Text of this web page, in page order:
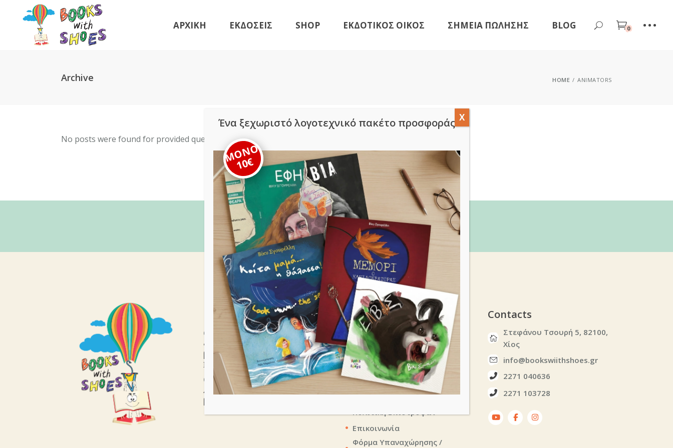
ΑΡΧΙΚΗ ΕΚΔΟΣΕΙΣ SHOP
Εικαστική Σειρά
Αναμένονται
ΕΚΔΟΤΙΚΟΣ ΟΙΚΟΣ ΣΗΜΕΊΑ ΠΏΛΗΣΗΣ BLOG 0
Βιβλία
Archive HOME ANIMATORS
No posts were found for provided query parameters.
ΒΡΕΊΤΕ ΤΟ ΒΙΒΛΊΟ ΣΑΣ
Press / News
03/06/2026
«Σκυλοπνίχτης»: Παρουσίαση
βιβλίου της Ματούλας
Γεωργεδάκη
07/06/2022
Λέσχη Παιδικού και Εφηβικού
βιβλίου Beatrix Potter
Πολιτικές Ιστοτόπου
Όροι Χρήσης
Προσωπικά Δεδομένα
Πολιτική Cookies
Τρόποι Πληρωμής
Αποστολή Προϊόντων
Επικοινωνία
Φόρμα Υπαναχώρησης /
Contacts
Στεφάνου Τσουρή 5, 82100,
Χίος
info@bookswiithshoes.gr
2271 040636
2271 103728
Ένα ξεχωριστό λογοτεχνικό πακέτο προσφοράς
ΜΟΝΟ
10€